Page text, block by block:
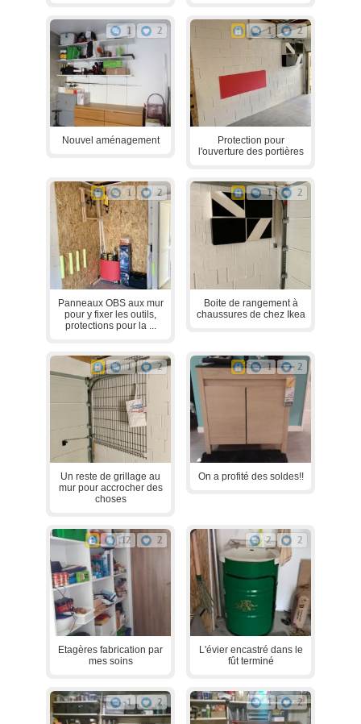
1 2
Nouvel aménagement
1 2
Protection pour
l'ouverture des portières
1 2
Panneaux OBS aux mur
pour y fixer les outils,
protections pour la ...
1 2
Boite de rangement à
chaussures de chez Ikea
1 2
Un reste de grillage au
mur pour accrocher des
choses
1 2
On a profité des soldes!!
12 2
Etagères fabrication par
mes soins
2 2
L'évier encastré dans le
fût terminé
1 2 1 2